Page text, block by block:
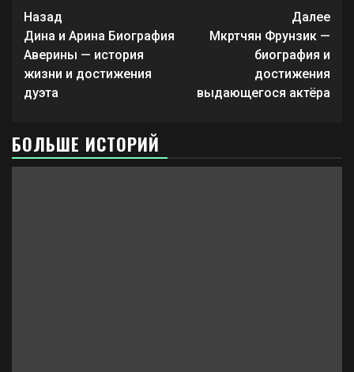
Продолжить
чтение
Назад
Дина и Арина Биография
Аверины — история
жизни и достижения
дуэта
Далее
Мкртчян Фрунзик —
биография и
достижения
выдающегося актёра
БОЛЬШЕ ИСТОРИЙ